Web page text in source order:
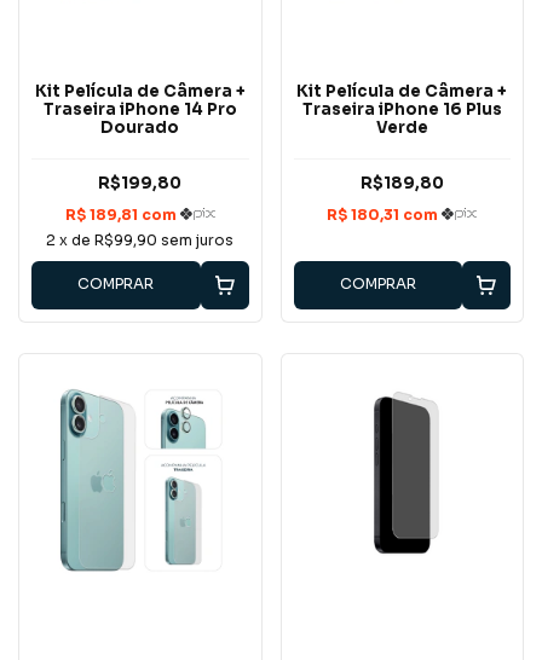
Kit Película de Câmera +
Traseira iPhone 14 Pro
Dourado
R$199,80
2 x deR$99,90 sem juros
COMPRAR
Kit Película de Câmera +
Traseira iPhone 16 Plus
Verde
R$189,80
COMPRAR